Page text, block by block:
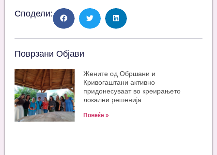
Сподели:
Поврзани Објави
Жените од Обршани и
Кривогаштани активно
придонесуваат во креирањето
локални решенија
Повеќе »